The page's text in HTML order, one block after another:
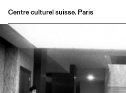
Centre culturel suisse. Paris
Agenda
Bookshop
Buvette
Archives